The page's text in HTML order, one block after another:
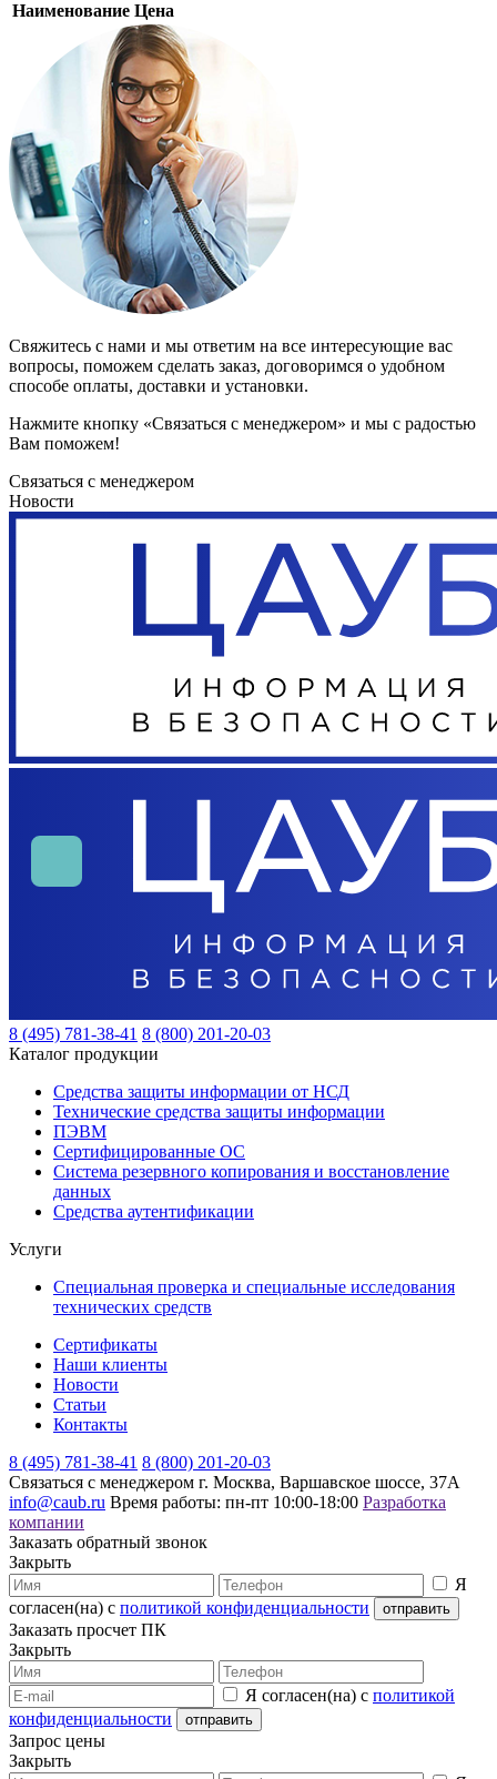
Наименование Цена
Свяжитесь с нами и мы ответим на все интересующие вас
вопросы, поможем сделать заказ, договоримся о удобном
способе оплаты, доставки и установки.
Нажмите кнопку «Связаться с менеджером» и мы с радостью
Вам поможем!
Связаться с менеджером
Новости
8 (495) 781-38-41 8 (800) 201-20-03
Каталог продукции
Средства защиты информации от НСД
Технические средства защиты информации
ПЭВМ
Сертифицированные ОС
Система резервного копирования и восстановление
данных
Средства аутентификации
Услуги
Специальная проверка и специальные исследования
технических средств
Сертификаты
Наши клиенты
Новости
Статьи
Контакты
8 (495) 781-38-41 8 (800) 201-20-03
Связаться с менеджером г. Москва, Варшавское шоссе, 37А
info@caub.ru Время работы: пн-пт 10:00-18:00 Разработка
компании
Заказать обратный звонок
Закрыть
Я
согласен(на) с политикой конфиденциальности
Заказать просчет ПК
Закрыть
Я согласен(на) с политикой
конфиденциальности
Запрос цены
Закрыть